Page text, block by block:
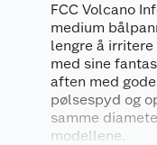
FCC Volcano
medium
lengre å
med sine
aften med
pølsespyd og
samme
modellene.